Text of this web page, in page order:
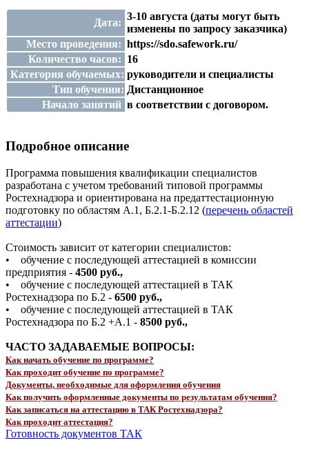
Дата:
3-10 августа (даты могут быть
изменены по запросу заказчика)
Место проведения: https://sdo.safework.ru/
Количество часов: 16
Категория обучаемых: руководители и специалисты
Тип обучения: Дистанционное
Начало занятий в соответствии с договором.
Подробное описание
Программа повышения квалификации специалистов
разработана с учетом требований типовой программы
Ростехнадзора и ориентирована на предаттестационную
подготовку по областям А.1, Б.2.1-Б.2.12 (перечень областей
аттестации)
Стоимость зависит от категории специалистов:
• обучение с последующей аттестацией в комиссии
предприятия - 4500 руб.,
• обучение с последующей аттестацией в ТАК
Ростехнадзора по Б.2 - 6500 руб.,
• обучение с последующей аттестацией в ТАК
Ростехнадзора по Б.2 +А.1 - 8500 руб.,
ЧАСТО ЗАДАВАЕМЫЕ ВОПРОСЫ:
Как начать обучение по программе?
Как проходит обучение по программе?
Документы, необходимые для оформления обучения
Как получить оформленные документы по результатам обучения?
Как записаться на аттестацию в ТАК Ростехнадзора?
Как проходит аттестация?
Готовность документов ТАК